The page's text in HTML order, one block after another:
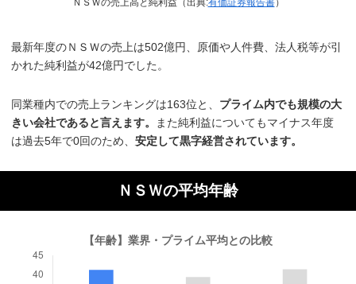
最新年度のＮＳＷの売上は502億円、原価や人件費、法人税等が引
かれた純利益が42億円でした。
同業種内での売上ランキングは163位と、 プライム内でも規模の大
きい会社であると言えます。
また純利益についてもマイナス年度
は過去5年で0回のため、安定して黒字経営されています。
ＮＳＷの平均年齢